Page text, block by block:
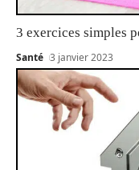
3 exercices simples
Santé 3 janvier 2023